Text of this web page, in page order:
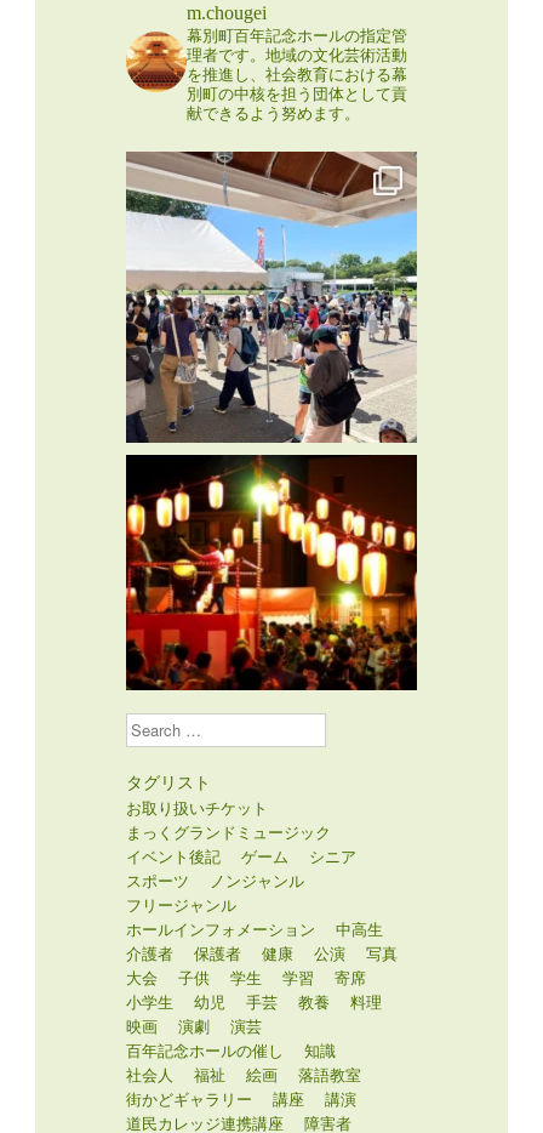
m.chougei
幕別町百年記念ホールの指定管
理者です。地域の文化芸術活動
を推進し、社会教育における幕
別町の中核を担う団体として貢
献できるよう努めます。
Search
タグリスト
お取り扱いチケット
まっくグランドミュージック
イベント後記
ゲーム
シニア
スポーツ
ノンジャンル
フリージャンル
ホールインフォメーション
中高生
介護者
保護者 健康 公演
写真
大会
子供 学生 学習
寄席
小学生
幼児 手芸 教養
料理
映画
演劇
演芸
百年記念ホールの催し
知識
社会人
福祉 絵画
落語教室
街かどギャラリー
講座
講演
道民カレッジ連携講座
障害者